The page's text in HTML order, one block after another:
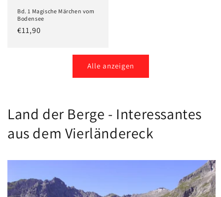
Bd. 1 Magische Märchen vom
Bodensee
Normaler
€11,90
Alle anzeigen
Land der Berge - Interessantes
aus dem Vierländereck